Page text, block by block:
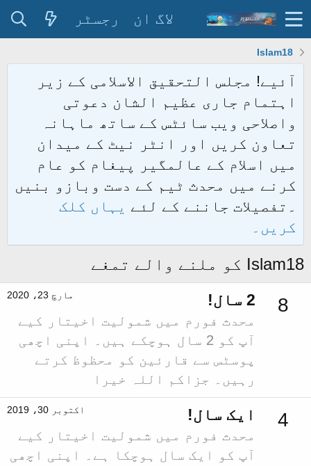
لاگ ان رجسٹر
Islam18
آئیے! مجلس التحقیق الاسلامی کے زیر
اہتمام جاری عظیم الشان دعوتی
واصلاحی ویب سائٹس کے ساتھ ماہانہ
تعاون کریں اور انٹر نیٹ کے میدان
میں اسلام کے عالمگیر پیغام کو عام
کرنے میں محدث ٹیم کے دست وبازو بنیں
۔تفصیلات جاننے کے لئے یہاں کلک
کریں۔
Islam18 کو ملنے والے تمغے
8 مارچ 23، 2020 2 سال!
محدث فورم میں شمولیت اخیتار کیے
آپ کو 2 سال ہوچکے ہیں۔ اپنی اچھی
پوسٹس سے قارئین کو محظوظ کرتے
رہیں۔ جزاکم اللہ خیرا
4 اکتوبر 30، 2019 ایک سال!
محدث فورم میں شمولیت اخیتار کیے
آپ کو ایک سال ہوچکا ہے۔ اپنی اچھی